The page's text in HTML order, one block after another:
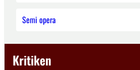
Semi opera
Kritiken